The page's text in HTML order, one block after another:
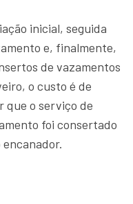
inicial, seguida
e, finalmente,
de vazamentos
o custo é de
que o serviço de
foi consertado